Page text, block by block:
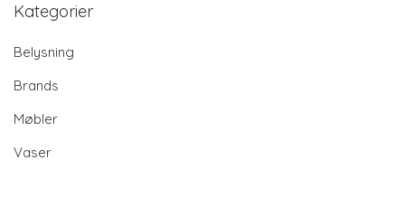
Kategorier
Belysning
Brands
Møbler
Vaser